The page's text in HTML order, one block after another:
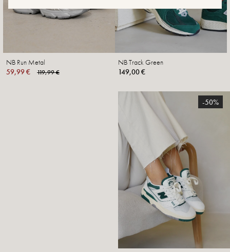
NB Run Metal
59,99 €
119,99 €
NB Track Green
149,00 €
-50%